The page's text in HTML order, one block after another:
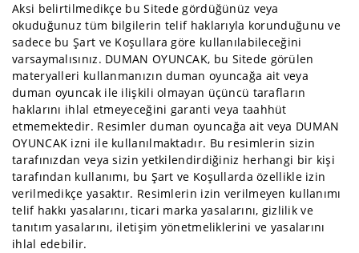
Aletleri
Oyun
Setleri
Oyuncak
Silahlar
Park
-
Bahçe
Parti
Ve
Yılbaşı
Malzemeleri
Aksi belirtilmedikçe bu Sitede gördüğünüz veya
okuduğunuz tüm bilgilerin telif haklarıyla korunduğunu ve
sadece bu Şart ve Koşullara göre kullanılabileceğini
varsaymalısınız. DUMAN OYUNCAK, bu Sitede görülen
materyalleri kullanmanızın duman oyuncağa ait veya
duman oyuncak ile ilişkili olmayan üçüncü tarafların
haklarını ihlal etmeyeceğini garanti veya taahhüt
etmemektedir. Resimler duman oyuncağa ait veya DUMAN
OYUNCAK izni ile kullanılmaktadır. Bu resimlerin sizin
tarafınızdan veya sizin yetkilendirdiğiniz herhangi bir kişi
tarafından kullanımı, bu Şart ve Koşullarda özellikle izin
verilmedikçe yasaktır. Resimlerin izin verilmeyen kullanımı
telif hakkı yasalarını, ticari marka yasalarını, gizlilik ve
tanıtım yasalarını, iletişim yönetmeliklerini ve yasalarını
ihlal edebilir.